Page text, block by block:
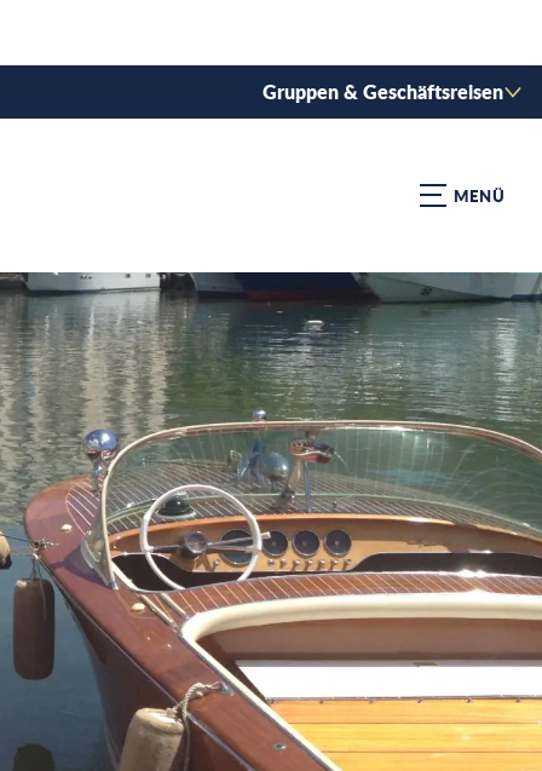
Gruppen & Geschäftsreisen
MENÜ